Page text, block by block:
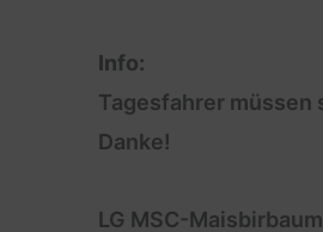
Info:
Tagesfahrer müssen
Danke!
LG MSC-Maisbirbaum